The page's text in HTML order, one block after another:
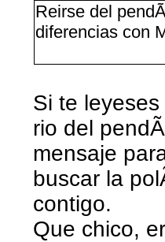
Reirse del
diferencias con
Si te
rio del
mensaje
buscar la
contigo.
Que chico,